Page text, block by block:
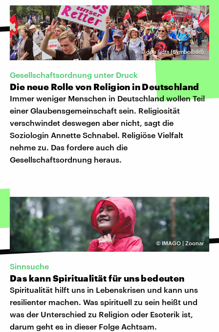
©dpa / dts (Symbolbild)
Gesellschaftsordnung unter Druck
Die neue Rolle von Religion in Deutschland
Immer weniger Menschen in Deutschland wollen Teil
einer Glaubensgemeinschaft sein. Religiosität
verschwindet deswegen aber nicht, sagt die
Soziologin Annette Schnabel. Religiöse Vielfalt
nehme zu. Das fordere auch die
Gesellschaftsordnung heraus.
© IMAGO | Zoonar
Sinnsuche
Das kann Spiritualität für uns bedeuten
Spiritualität hilft uns in Lebenskrisen und kann uns
resilienter machen. Was spirituell zu sein heißt und
was der Unterschied zu Religion oder Esoterik ist,
darum geht es in dieser Folge Achtsam.